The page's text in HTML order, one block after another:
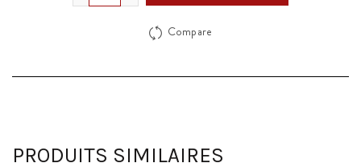
Compare
PRODUITS SIMILAIRES